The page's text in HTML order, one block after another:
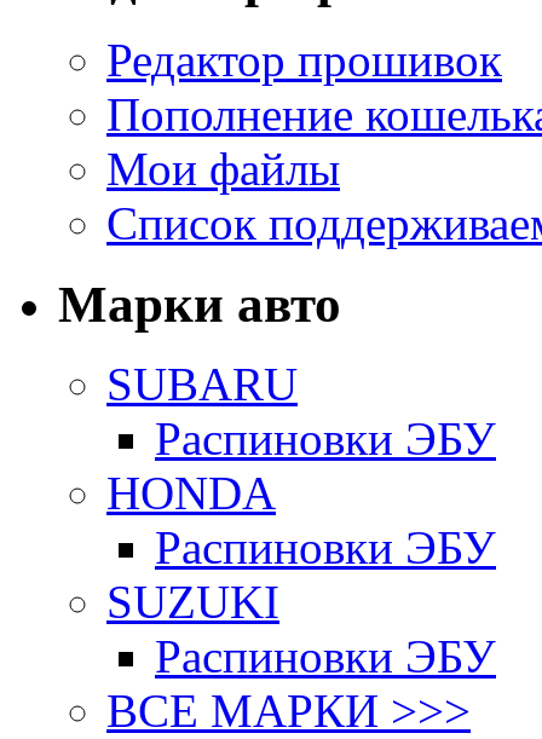
Редактор прошивок
Пополнение
Мои файлы
Список
Марки авто
SUBARU
Распиновки ЭБУ
HONDA
Распиновки ЭБУ
SUZUKI
Распиновки ЭБУ
ВСЕ МАРКИ >>>